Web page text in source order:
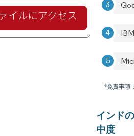
*免責事項
インド
中度